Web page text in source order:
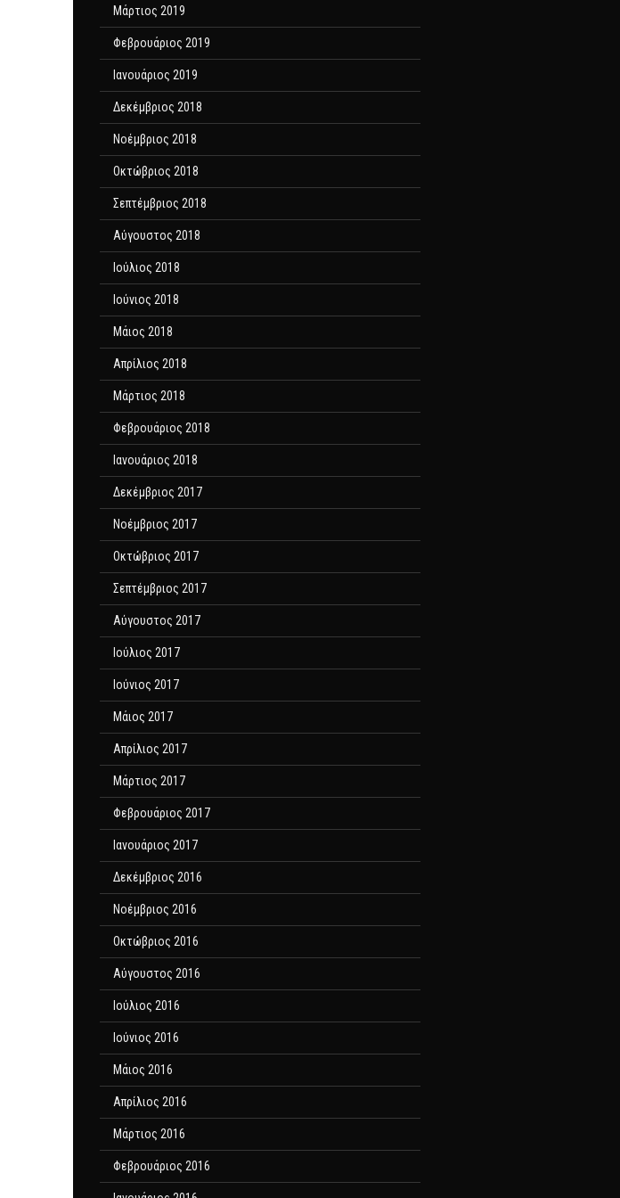
Μάρτιος 2019
Φεβρουάριος 2019
Ιανουάριος 2019
Δεκέμβριος 2018
Νοέμβριος 2018
Οκτώβριος 2018
Σεπτέμβριος 2018
Αύγουστος 2018
Ιούλιος 2018
Ιούνιος 2018
Μάιος 2018
Απρίλιος 2018
Μάρτιος 2018
Φεβρουάριος 2018
Ιανουάριος 2018
Δεκέμβριος 2017
Νοέμβριος 2017
Οκτώβριος 2017
Σεπτέμβριος 2017
Αύγουστος 2017
Ιούλιος 2017
Ιούνιος 2017
Μάιος 2017
Απρίλιος 2017
Μάρτιος 2017
Φεβρουάριος 2017
Ιανουάριος 2017
Δεκέμβριος 2016
Νοέμβριος 2016
Οκτώβριος 2016
Αύγουστος 2016
Ιούλιος 2016
Ιούνιος 2016
Μάιος 2016
Απρίλιος 2016
Μάρτιος 2016
Φεβρουάριος 2016